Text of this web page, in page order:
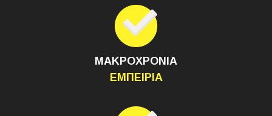
ΜΑΚΡΟΧΡΟΝΙΑ
ΕΜΠΕΙΡΙΑ